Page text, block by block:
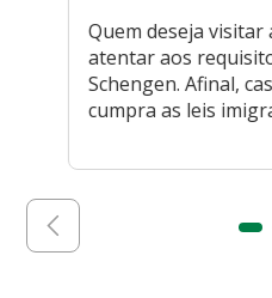
Quem deseja visitar
atentar aos
Schengen. Afinal,
cumpra as leis